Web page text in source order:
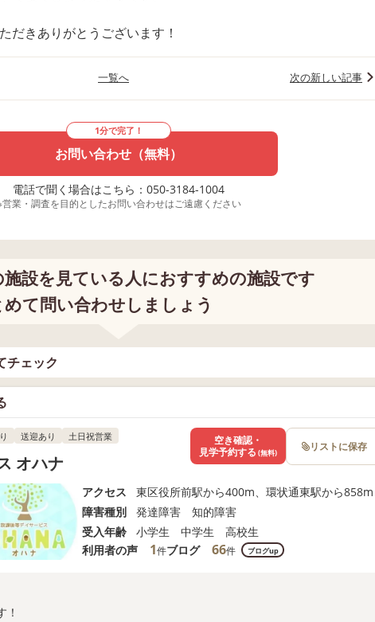
だきありがとうございます！
一覧へ 次の新しい記事
1分で完了！
お問い合わせ（無料）
電話で聞く場合はこちら：050-3184-1004
営業・調査を目的としたお問い合わせはご遠慮ください
施設を見ている人におすすめの施設です
めて問い合わせしましょう
チェック
送迎あり 土日祝営業
オハナ
アクセス
東区役所前駅から400m、環状通東駅から858m
障害種別
発達障害 知的障害
受入年齢
小学生 中学生 高校生
利用者の声
1件ブログ 66件 ブログup
！
空き確認・
見学予約する (無料) リストに保存